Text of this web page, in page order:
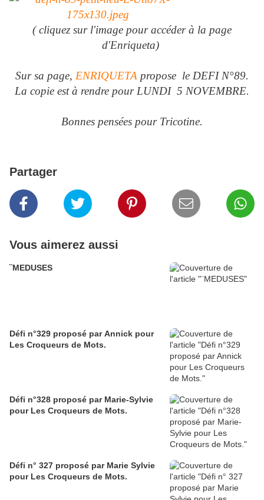
( cliquez sur l'image pour accéder à la page
d'Enriqueta)
Sur sa page, ENRIQUETA propose le DEFI N°89.
La copie est à rendre pour LUNDI 5 NOVEMBRE.
Bonnes pensées pour Tricotine.
Partager
Vous aimerez aussi
¨MEDUSES
Défi n°329 proposé par Annick pour
Les Croqueurs de Mots.
Défi n°328 proposé par Marie-Sylvie
pour Les Croqueurs de Mots.
Défi n° 327 proposé par Marie Sylvie
pour Les Croqueurs de Mots.